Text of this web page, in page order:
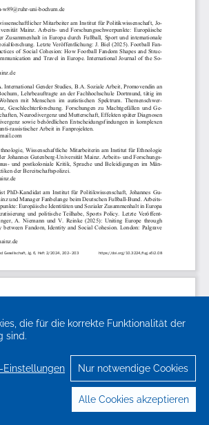
die für die korrekte Funktionalität der
sind.
Einstellungen Nur notwendige Cookies
Alle Cookies akzeptieren